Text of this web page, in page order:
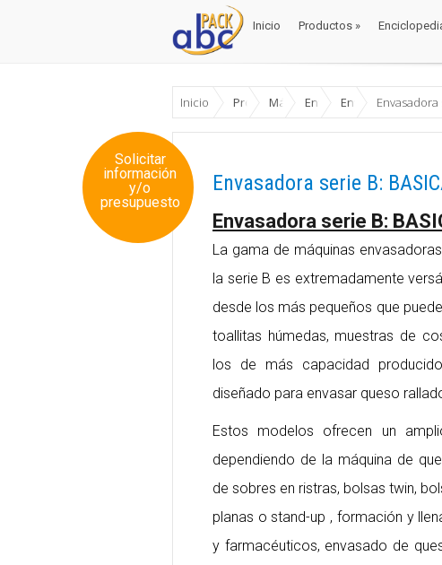
Inicio Productos »
Inicio ProductosMáquinas Envase y Embalaje
Envasadoras /
Envasadoras
Envasadora
Solicitar
información
y/o
presupuesto
Envasadora serie B:
Envasadora serie B:
La gama de máquinas
la serie B es extremadamente
desde los más pequeños que
toallitas húmedas, muestras de
los de más capacidad
diseñado para envasar queso
Estos modelos ofrecen un
dependiendo de la máquina de
de sobres en ristras, bolsas twin,
planas o stand-up , formación y
y farmacéuticos, envasado de